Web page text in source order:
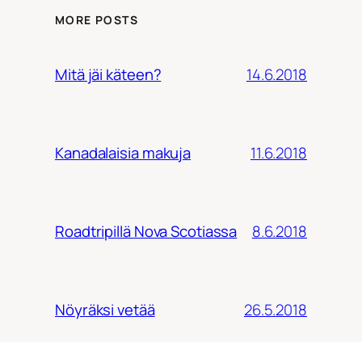
MORE POSTS
Mitä jäi käteen? 14.6.2018
Kanadalaisia makuja 11.6.2018
Roadtripillä Nova Scotiassa 8.6.2018
Nöyräksi vetää 26.5.2018